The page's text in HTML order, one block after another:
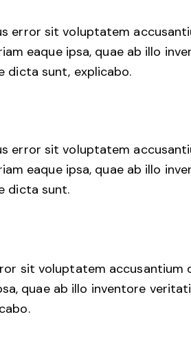
error sit voluptatem
eaque ipsa, quae ab illo
sunt, explicabo.
error sit voluptatem
eaque ipsa, quae ab illo
dicta sunt.
sit voluptatem accusantium
quae ab illo inventore